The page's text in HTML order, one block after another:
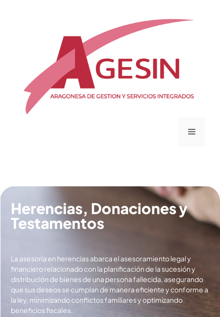
Herencias, Donaciones y
Testamentos
La asesoría en herencias abarca el asesoramiento legal y
financiero relacionado con la planificación de la sucesión y
distribución de bienes de una persona fallecida, asegurando
que sus deseos se cumplan de manera eficiente y conforme a
la ley, minimizando conflictos familiares y optimizando
beneficios fiscales.